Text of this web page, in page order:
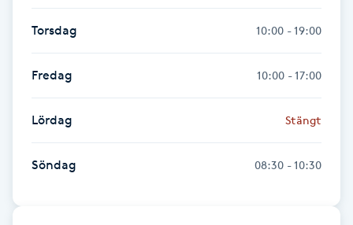
Hyperhidros
Hårborttagning
Hårbottenbehandling
Torsdag 10:00 - 19:00
Fredag 10:00 - 17:00
Lördag Stängt
Söndag 08:30 - 10:30